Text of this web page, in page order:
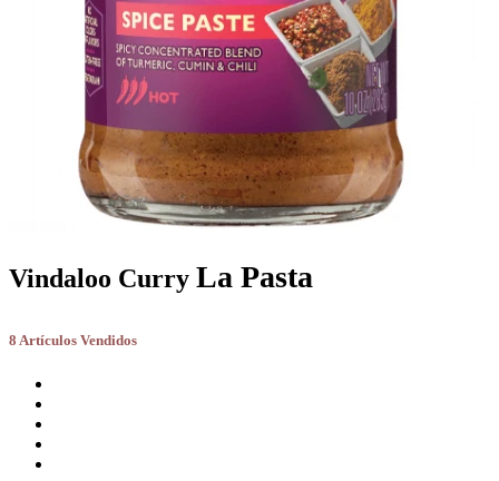
Vindaloo Curry La Pasta
8 Artículos Vendidos